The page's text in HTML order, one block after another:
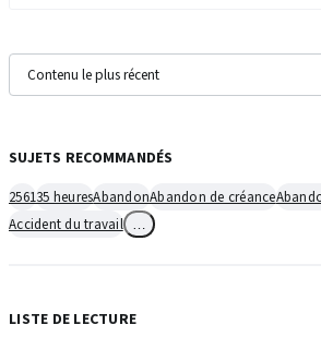
SUJETS RECOMMANDÉS
256135 heuresAbandonAbandon de créance
Accident du travail
LISTE DE LECTURE